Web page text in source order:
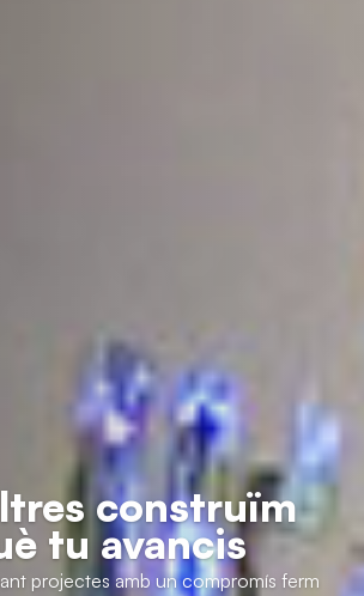
construïm
tu avancis
projectes amb un compromís ferm